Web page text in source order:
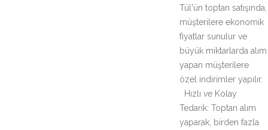
Tül'ün toptan satışında,
müşterilere ekonomik
fiyatlar sunulur ve
büyük miktarlarda alım
yapan müşterilere
özel indirimler yapılır.
Hızlı ve Kolay
Tedarik: Toptan alım
yaparak, birden fazla